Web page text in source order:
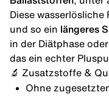
Diese wasserlösliche
und so ein längeres
in der Diätphase
das ein echter
🔬 Zusatzstoffe &
Ohne